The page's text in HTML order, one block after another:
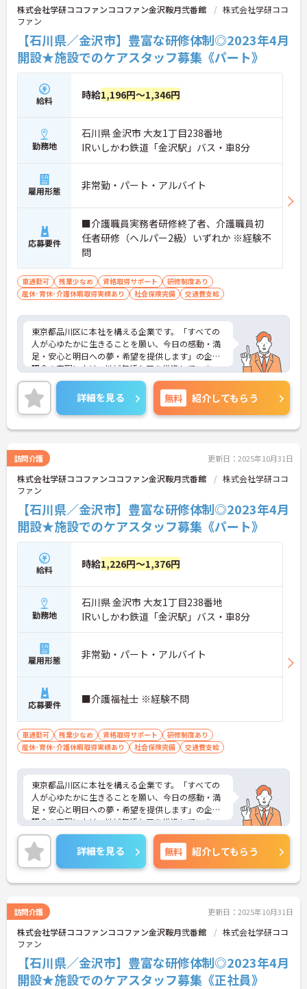
株式会社学研ココファンココファン金沢鞍月弐番館
株式会社学研ココ
ファン
【石川県／金沢市】豊富な研修体制◎2023年4月
開設★施設でのケアスタッフ募集《パート》
給料 時給1,196円～1,346円
勤務地
石川県 金沢市 大友1丁目238番地
IRいしかわ鉄道「金沢駅」バス・車8分
雇用形態 非常勤・パート・アルバイト
応募要件
■介護職員実務者研修終了者、介護職員初
任者研修（ヘルパー2級）いずれか ※経験不
問
車通勤可 残業少なめ 資格取得サポート
研修制度あり
産休･育休･介護休暇取得実績あり
社会保険完備 交通費支給
東京都品川区に本社を構える企業です。「すべての
人が心ゆたかに生きることを願い、今日の感動・満
足・安心と明日への夢・希望を提供します」の企業
理念の実現に向け、地域包括ケアを推進していま
す。
ご興味のある方には、面接対策ポイントなど、さら
に詳細をお話しいたしますのでお気軽にご相談くだ
さい！
詳細を見る 無料 紹介してもらう
訪問介護 更新日：2025年10月31日
株式会社学研ココファンココファン金沢鞍月弐番館
株式会社学研ココ
ファン
【石川県／金沢市】豊富な研修体制◎2023年4月
開設★施設でのケアスタッフ募集《パート》
給料 時給1,226円～1,376円
勤務地
石川県 金沢市 大友1丁目238番地
IRいしかわ鉄道「金沢駅」バス・車8分
雇用形態 非常勤・パート・アルバイト
応募要件 ■介護福祉士 ※経験不問
車通勤可 残業少なめ 資格取得サポート
研修制度あり
産休･育休･介護休暇取得実績あり
社会保険完備 交通費支給
東京都品川区に本社を構える企業です。「すべての
人が心ゆたかに生きることを願い、今日の感動・満
足・安心と明日への夢・希望を提供します」の企業
理念の実現に向け、地域包括ケアを推進していま
す。
ご興味のある方には、面接対策ポイントなど、さら
に詳細をお話しいたしますのでお気軽にご相談くだ
さい！
詳細を見る 無料 紹介してもらう
訪問介護 更新日：2025年10月31日
株式会社学研ココファンココファン金沢鞍月弐番館
株式会社学研ココ
ファン
【石川県／金沢市】豊富な研修体制◎2023年4月
開設★施設でのケアスタッフ募集《正社員》